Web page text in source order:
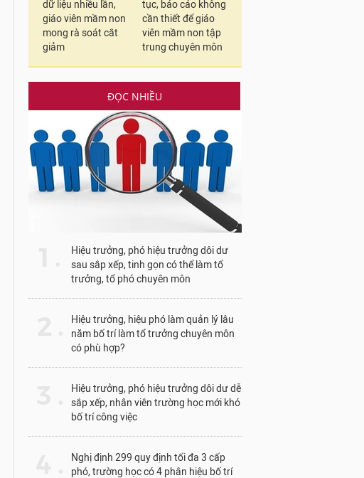
dữ liệu nhiều lần,
giáo viên mầm non
mong rà soát cắt
giảm
tục, báo cáo không
cần thiết để giáo
viên mầm non tập
trung chuyên môn
ĐỌC NHIỀU
Hiệu trưởng, phó hiệu trưởng dôi dư
sau sắp xếp, tinh gọn có thể làm tổ
trưởng, tổ phó chuyên môn
Hiệu trưởng, hiệu phó làm quản lý lâu
năm bố trí làm tổ trưởng chuyên môn
có phù hợp?
Hiệu trưởng, phó hiệu trưởng dôi dư dễ
sắp xếp, nhân viên trường học mới khó
bố trí công việc
Nghị định 299 quy định tối đa 3 cấp
phó, trường học có 4 phân hiệu bố trí